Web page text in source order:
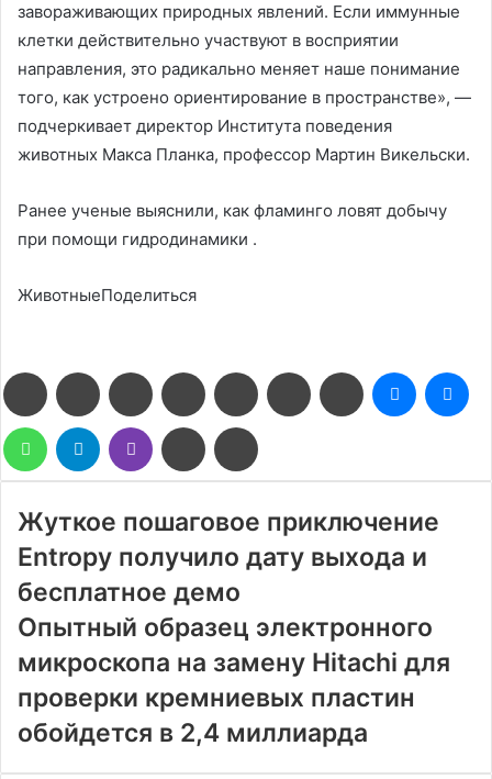
завораживающих природных явлений. Если иммунные
клетки действительно участвуют в восприятии
направления, это радикально меняет наше понимание
того, как устроено ориентирование в пространстве», —
подчеркивает директор Института поведения
животных Макса Планка, профессор Мартин Викельски.
Ранее ученые выяснили, как фламинго ловят добычу
при помощи гидродинамики .
ЖивотныеПоделиться
FacebookTwitter LinkedIn Pinterest Reddit ВконтактеОдноклассники
Messenger
WhatsAppTelegram Viber
Поделиться
через
электронную
Жуткое пошаговое приключение
Entropy получило дату выхода и
бесплатное демо
Опытный образец электронного
микроскопа на замену Hitachi для
проверки кремниевых пластин
обойдется в 2,4 миллиарда